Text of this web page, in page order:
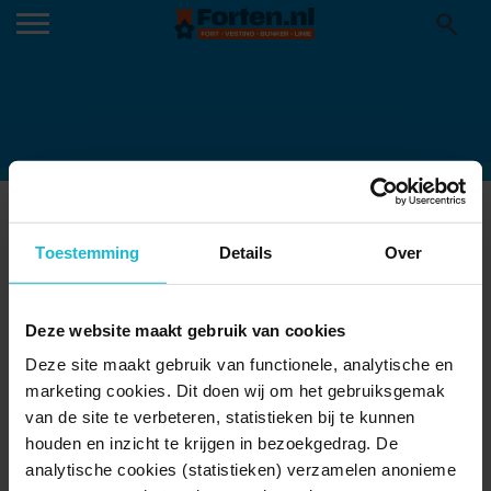
Toestemming Details Over
Deze website maakt gebruik van cookies
Deze site maakt gebruik van functionele, analytische en
marketing cookies. Dit doen wij om het gebruiksgemak
van de site te verbeteren, statistieken bij te kunnen
houden en inzicht te krijgen in bezoekgedrag. De
analytische cookies (statistieken) verzamelen anonieme
IMG_7244